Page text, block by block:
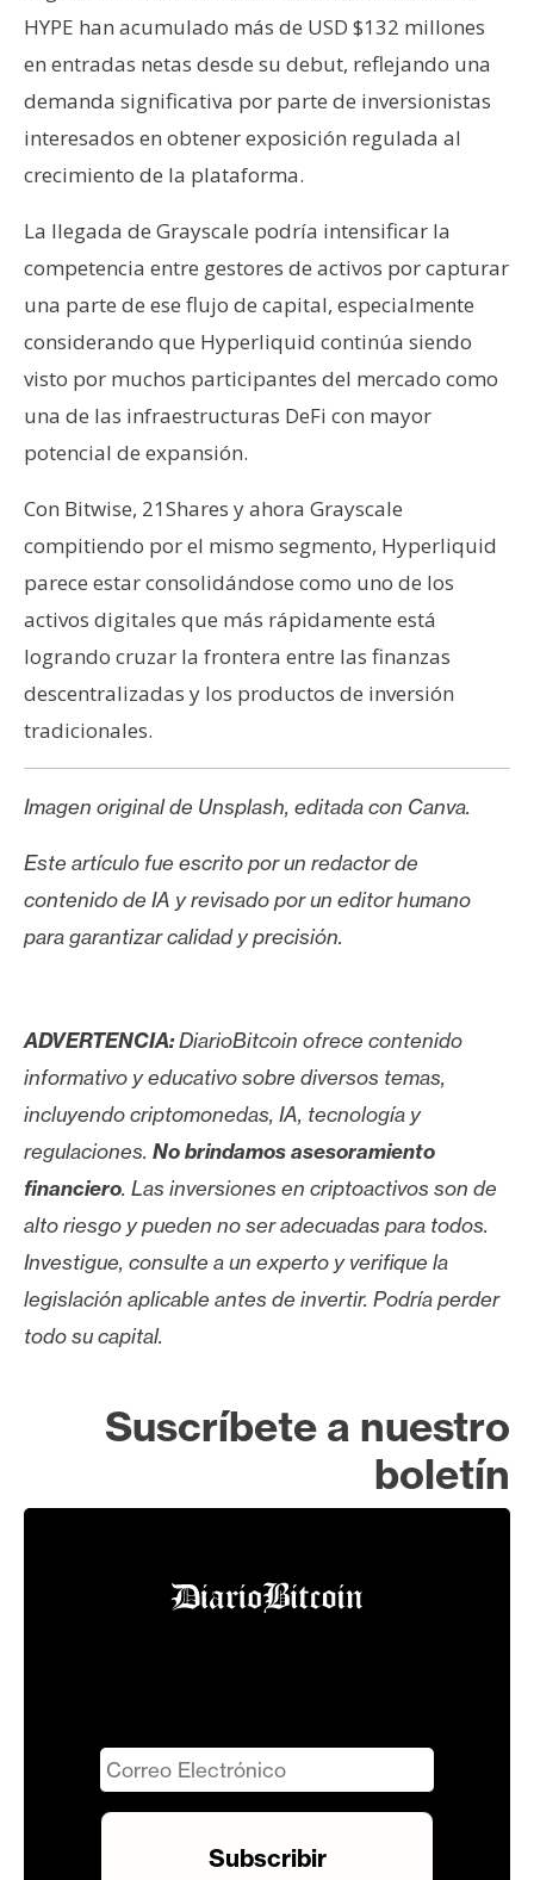
HYPE han acumulado más de USD $132 millones
en entradas netas desde su debut, reflejando una
demanda significativa por parte de inversionistas
interesados en obtener exposición regulada al
crecimiento de la plataforma.
La llegada de Grayscale podría intensificar la
competencia entre gestores de activos por capturar
una parte de ese flujo de capital, especialmente
considerando que Hyperliquid continúa siendo
visto por muchos participantes del mercado como
una de las infraestructuras DeFi con mayor
potencial de expansión.
Con Bitwise, 21Shares y ahora Grayscale
compitiendo por el mismo segmento, Hyperliquid
parece estar consolidándose como uno de los
activos digitales que más rápidamente está
logrando cruzar la frontera entre las finanzas
descentralizadas y los productos de inversión
tradicionales.
Imagen original de Unsplash, editada con Canva.
Este artículo fue escrito por un redactor de
contenido de IA y revisado por un editor humano
para garantizar calidad y precisión.
ADVERTENCIA:DiarioBitcoin ofrece contenido
informativo y educativo sobre diversos temas,
incluyendo criptomonedas, IA, tecnología y
regulaciones. No brindamos asesoramiento
financiero. Las inversiones en criptoactivos son de
alto riesgo y pueden no ser adecuadas para todos.
Investigue, consulte a un experto y verifique la
legislación aplicable antes de invertir. Podría perder
todo su capital.
Suscríbete a nuestro
boletín